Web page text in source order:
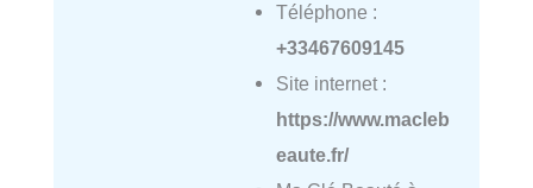
Téléphone :
+33467609145
Site internet :
https://www.macleb
eaute.fr/